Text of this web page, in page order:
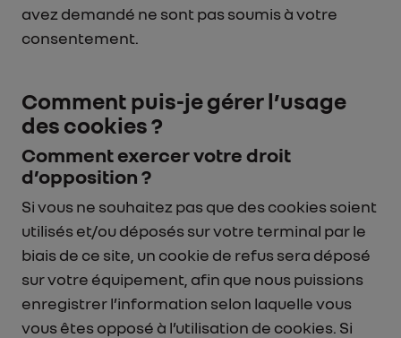
avez demandé ne sont pas soumis à votre
consentement.
Comment puis-je gérer l’usage
des cookies ?
Comment exercer votre droit
d’opposition ?
Si vous ne souhaitez pas que des cookies soient
utilisés et/ou déposés sur votre terminal par le
biais de ce site, un cookie de refus sera déposé
sur votre équipement, afin que nous puissions
enregistrer l’information selon laquelle vous
vous êtes opposé à l’utilisation de cookies. Si